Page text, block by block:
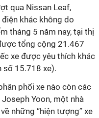
qua Nissan Leaf,
khác không do
tháng 5 năm nay, tại thị
tổng cộng 21.467
xe được yêu thích khác
số 15.718 xe).
phối xe nào còn các
Yoon, một nhà
những “hiện tượng” xe